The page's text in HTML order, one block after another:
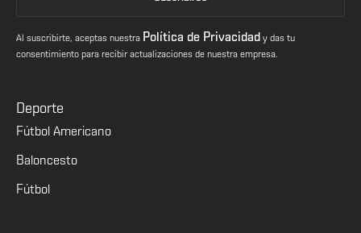
Al suscribirte, aceptas nuestra Política de Privacidad y das tu
consentimiento para recibir actualizaciones de nuestra empresa.
Deporte
Fútbol Americano
Baloncesto
Fútbol